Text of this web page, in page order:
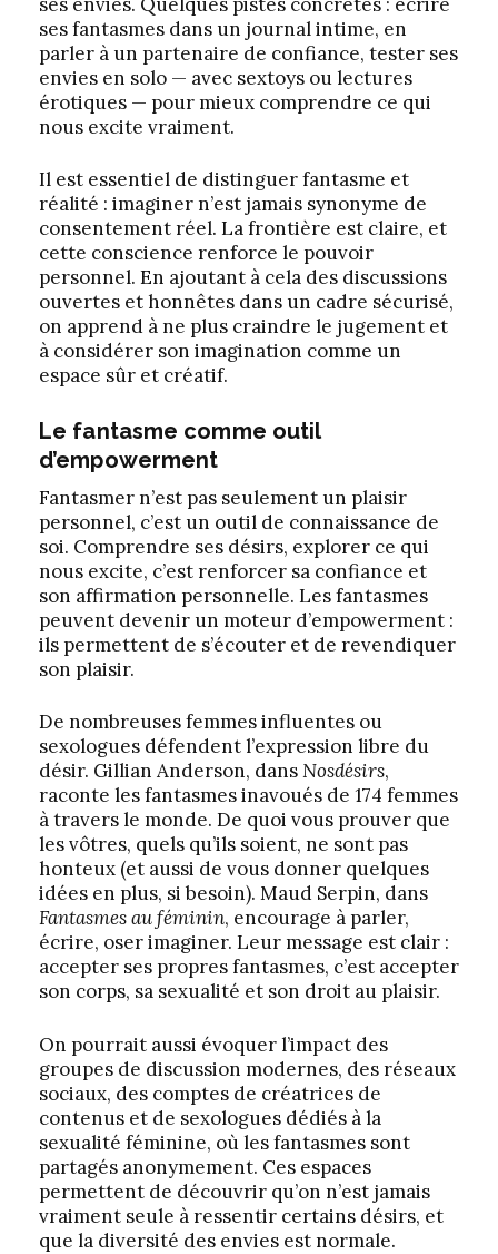
ses fantasmes dans un journal intime, en
parler à un partenaire de confiance, tester ses
envies en solo — avec sextoys ou lectures
érotiques — pour mieux comprendre ce qui
nous excite vraiment.
Il est essentiel de distinguer fantasme et
réalité : imaginer n’est jamais synonyme de
consentement réel. La frontière est claire, et
cette conscience renforce le pouvoir
personnel. En ajoutant à cela des discussions
ouvertes et honnêtes dans un cadre sécurisé,
on apprend à ne plus craindre le jugement et
à considérer son imagination comme un
espace sûr et créatif.
Le fantasme comme outil
d’empowerment
Fantasmer n’est pas seulement un plaisir
personnel, c’est un outil de connaissance de
soi. Comprendre ses désirs, explorer ce qui
nous excite, c’est renforcer sa confiance et
son affirmation personnelle. Les fantasmes
peuvent devenir un moteur d’empowerment :
ils permettent de s’écouter et de revendiquer
son plaisir.
De nombreuses femmes influentes ou
sexologues défendent l’expression libre du
désir. Gillian Anderson, dansNosdésirs,
raconte les fantasmes inavoués de 174 femmes
à travers le monde. De quoi vous prouver que
les vôtres, quels qu’ils soient, ne sont pas
honteux (et aussi de vous donner quelques
idées en plus, si besoin). Maud Serpin, dans
Fantasmes au féminin, encourage à parler,
écrire, oser imaginer. Leur message est clair :
accepter ses propres fantasmes, c’est accepter
son corps, sa sexualité et son droit au plaisir.
On pourrait aussi évoquer l’impact des
groupes de discussion modernes, des réseaux
sociaux, des comptes de créatrices de
contenus et de sexologues dédiés à la
sexualité féminine, où les fantasmes sont
partagés anonymement. Ces espaces
permettent de découvrir qu’on n’est jamais
vraiment seule à ressentir certains désirs, et
que la diversité des envies est normale.